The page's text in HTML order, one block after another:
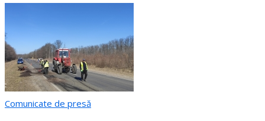
Comunicate de presă